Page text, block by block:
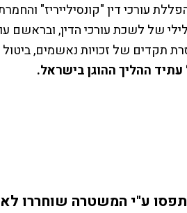
דין "קונסילייריז"
של לשכת עורכי הדין, ובראשם
תקדים של זכויות נאשמים, ביטול
ההליך ההוגן בישראל.
ע"י המשטרה שוחררו